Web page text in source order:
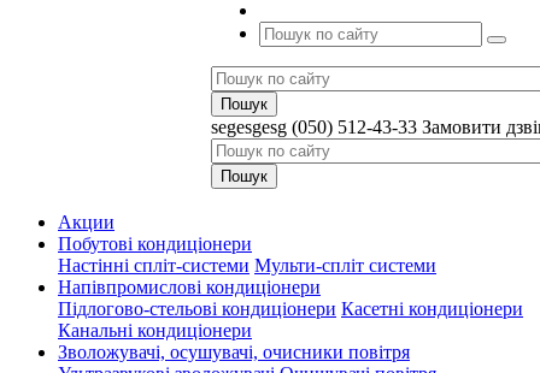
segesgesg (050) 512-43-33 Замовити
Акции
Побутові кондиціонери
Настінні спліт-системи Мульти-спліт системи
Напівпромислові кондиціонери
Підлогово-стельові кондиціонери Касетні кондиціонери
Канальні кондиціонери
Зволожувачі, осушувачі, очисники повітря